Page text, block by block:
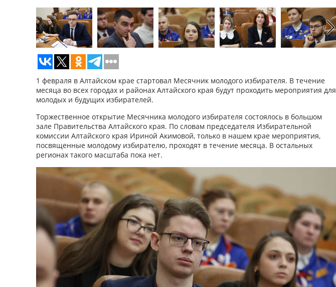
1 февраля в Алтайском крае стартовал Месячник молодого избирателя. В течение
месяца во всех городах и районах Алтайского края будут проходить мероприятия для
молодых и будущих избирателей.
Торжественное открытие Месячника молодого избирателя состоялось в большом
зале Правительства Алтайского края. По словам председателя Избирательной
комиссии Алтайского края Ириной Акимовой, только в нашем крае мероприятия,
посвященные молодому избирателю, проходят в течение месяца. В остальных
регионах такого масштаба пока нет.